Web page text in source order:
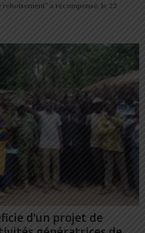
a récompensé, le 23
d’un projet de